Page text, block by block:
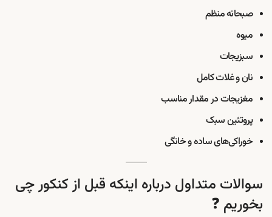
صبحانه منظم
میوه
سبزیجات
نان و غلات کامل
مغزیجات در مقدار مناسب
پروتئین سبک
خوراکی‌های ساده و خانگی
سوالات متداول درباره اینکه قبل از کنکور چی
بخوریم ❓